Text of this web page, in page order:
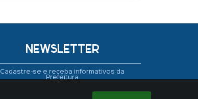
NEWSLETTER
Cadastre-se e receba informativos da
Prefeitura